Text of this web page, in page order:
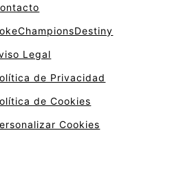
Legal
de Privacidad
de Cookies
Cookies